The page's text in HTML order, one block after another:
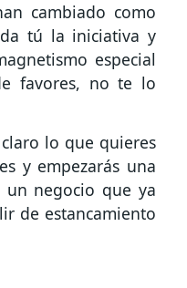
cambiado como
tú la iniciativa y
especial
favores, no te lo
lo que quieres
y empezarás una
un negocio que ya
de estancamiento